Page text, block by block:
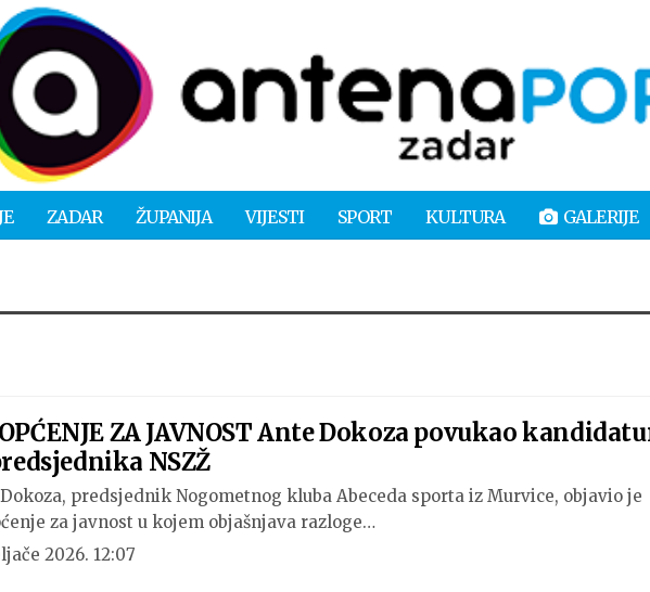
ZADAR ŽUPANIJA VIJESTI SPORT KULTURA GALERIJE
ZA JAVNOST Ante Dokoza povukao
NSZŽ
predsjednik Nogometnog kluba Abeceda sporta iz Murvice, objavio je
za javnost u kojem objašnjava razloge…
2026. 12:07